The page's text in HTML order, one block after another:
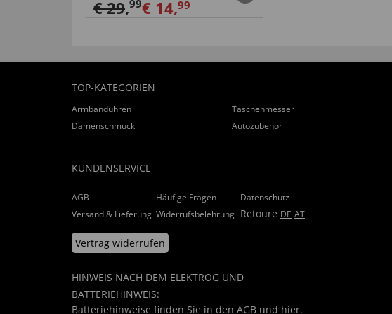
De kwaliteit is zeker in orde.
Bernhard S . vom
€ 29,99€ 14,99
TOP-KATEGORIEN
Armbanduhren Taschenmesser
Damenschmuck
Autozubehör
KUNDENSERVICE
AGB Häufige Fragen
Datenschutz
Versand & Lieferung Widerrufsbelehrung Retoure DE AT
Vertrag widerrufen
HINWEIS NACH DEM ELEKTROG UND
BATTERIEHINWEIS:
Batteriehinweise finden Sie in den AGB und hier.